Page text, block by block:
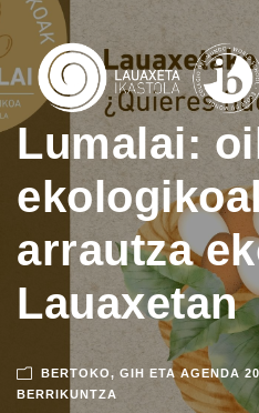
Lumalai:
arrautza
Lauaxetan
BERTOKO, GIH ETA AGENDA
BERRIKUNTZA